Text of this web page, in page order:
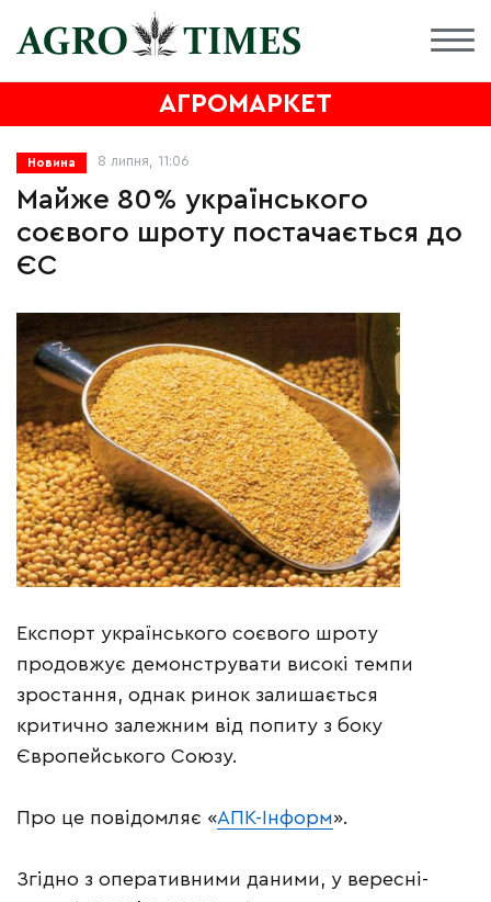
АГРОМАРКЕТ
Новина 8 липня, 11:06
Майже 80% українського
соєвого шроту постачається до
ЄС
Експорт українського соєвого шроту
продовжує демонструвати високі темпи
зростання, однак ринок залишається
критично залежним від попиту з боку
Європейського Союзу.
Про це повідомляє «АПК-Інформ».
Згідно з оперативними даними, у вересні-